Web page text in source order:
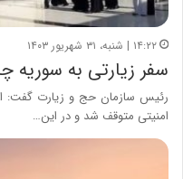
۱۴:۲۲ | شنبه، ۳۱ شهریور ۱۴۰۳
سفر زیارتی به سوریه
رئیس سازمان حج و زیارت گفت:
امنیتی متوقف شد و در این…